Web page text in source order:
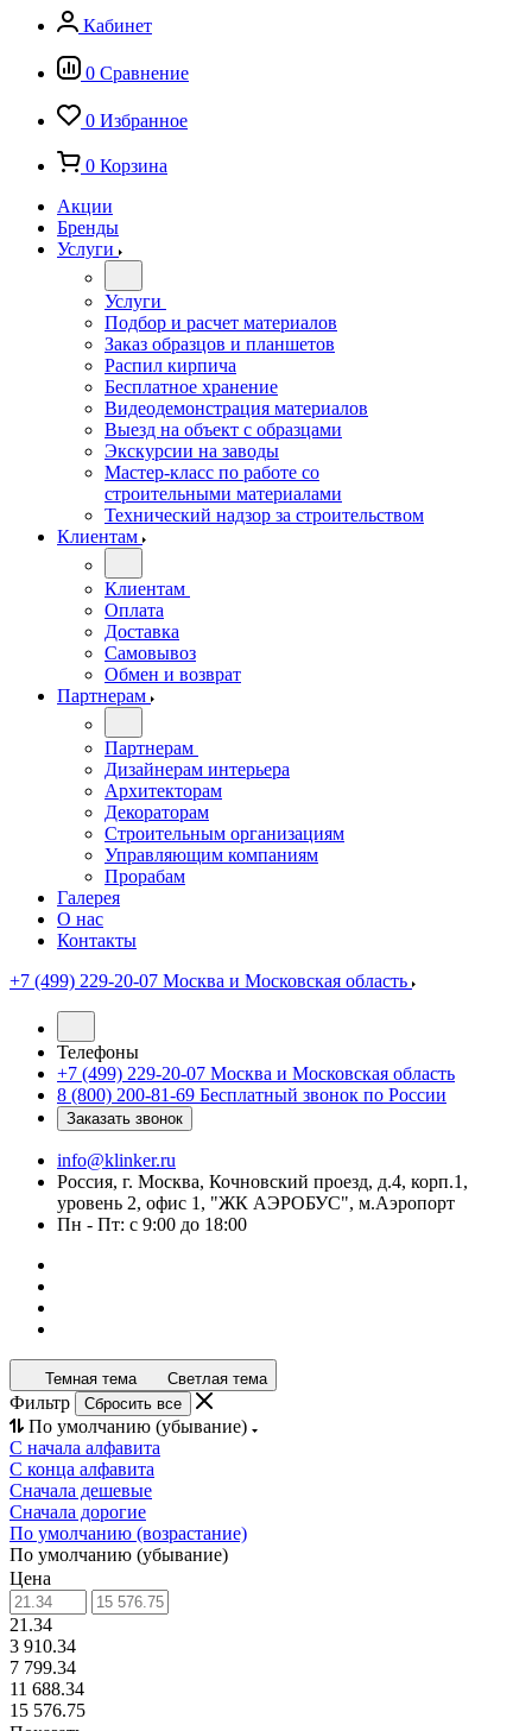
Кабинет
0 Сравнение
0 Избранное
0 Корзина
Акции
Бренды
Услуги
Услуги
Подбор и расчет материалов
Заказ образцов и планшетов
Распил кирпича
Бесплатное хранение
Видеодемонстрация материалов
Выезд на объект с образцами
Экскурсии на заводы
Мастер-класс по работе со
строительными материалами
Технический надзор за строительством
Клиентам
Клиентам
Оплата
Доставка
Самовывоз
Обмен и возврат
Партнерам
Партнерам
Дизайнерам интерьера
Архитекторам
Декораторам
Строительным организациям
Управляющим компаниям
Прорабам
Галерея
О нас
Контакты
+7 (499) 229-20-07 Москва и Московская область
Телефоны
+7 (499) 229-20-07 Москва и Московская область
8 (800) 200-81-69 Бесплатный звонок по России
Заказать звонок
info@klinker.ru
Россия, г. Москва, Кочновский проезд, д.4, корп.1,
уровень 2, офис 1, "ЖК АЭРОБУС", м.Аэропорт
Пн - Пт: с 9:00 до 18:00
Темная тема Светлая тема
Фильтр Сбросить все
По умолчанию (убывание)
С начала алфавита
С конца алфавита
Сначала дешевые
Сначала дорогие
По умолчанию (возрастание)
По умолчанию (убывание)
Цена
21.34
3 910.34
7 799.34
11 688.34
15 576.75